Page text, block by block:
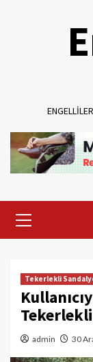
Menu
Tekerlekli
admin 30